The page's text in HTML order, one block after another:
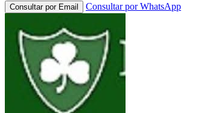
Consultar por Email Consultar por WhatsApp